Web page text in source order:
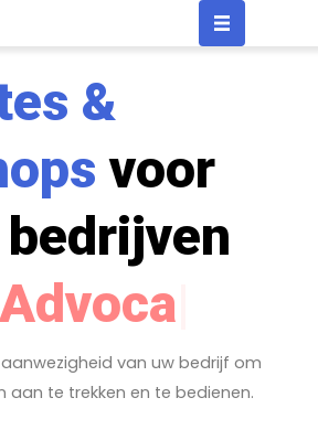
&
voor
van uw bedrijf om
aan te trekken en te bedienen.